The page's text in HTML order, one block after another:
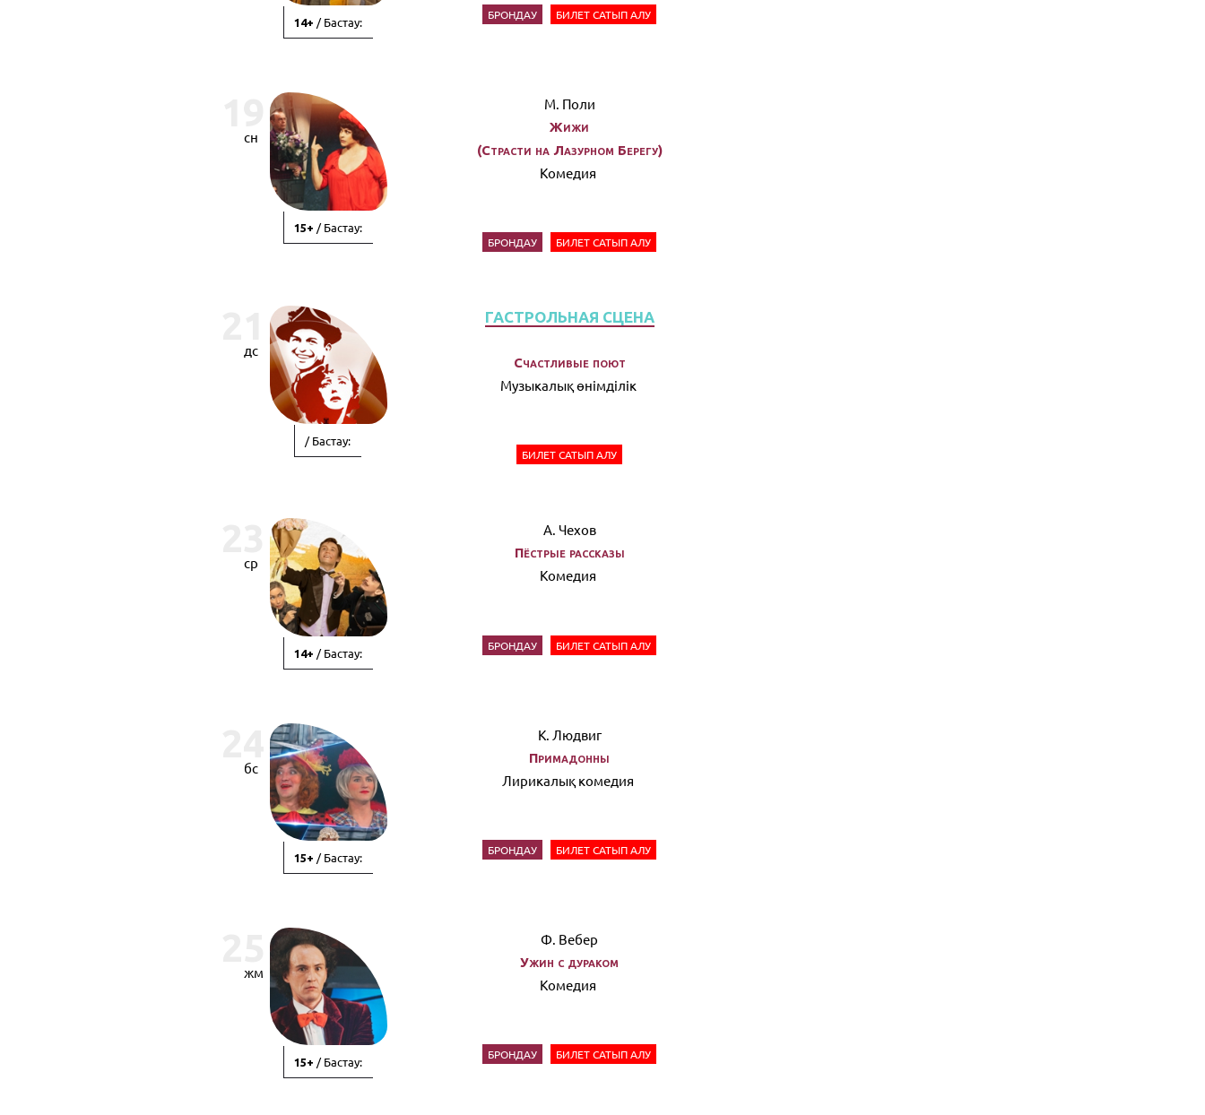
14+ / Бастау:
БРОНДАУ БИЛЕТ САТЫП АЛУ
сн
15+ / Бастау:
М. Поли
Жижи
(Страсти на Лазурном Берегу)
Комедия
БРОНДАУ БИЛЕТ САТЫП АЛУ
дс
/ Бастау:
ГАСТРОЛЬНАЯ СЦЕНА
Счастливые поют
Музыкалық өнімділік
БИЛЕТ САТЫП АЛУ
ср
14+ / Бастау:
А. Чехов
Пёстрые рассказы
Комедия
БРОНДАУ БИЛЕТ САТЫП АЛУ
бс
15+ / Бастау:
К. Людвиг
Примадонны
Лирикалық комедия
БРОНДАУ БИЛЕТ САТЫП АЛУ
жм
15+ / Бастау:
Ф. Вебер
Ужин с дураком
Комедия
БРОНДАУ БИЛЕТ САТЫП АЛУ